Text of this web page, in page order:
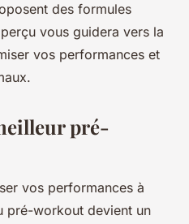
des formules
vous guidera vers la
vos performances et
pré-
vos performances à
pré-workout devient un